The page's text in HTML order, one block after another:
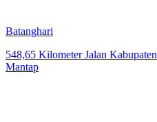
Batanghari
548,65 Kilometer Jalan
Mantap